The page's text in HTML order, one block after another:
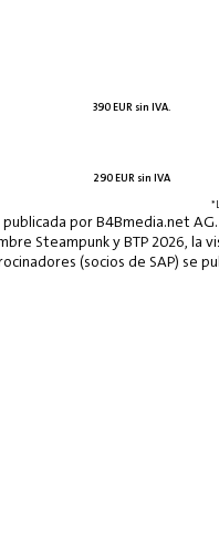
390 EUR sin IVA.
290 EUR sin IVA
por B4Bmedia.net
Steampunk y BTP 2026,
(socios de SAP) se